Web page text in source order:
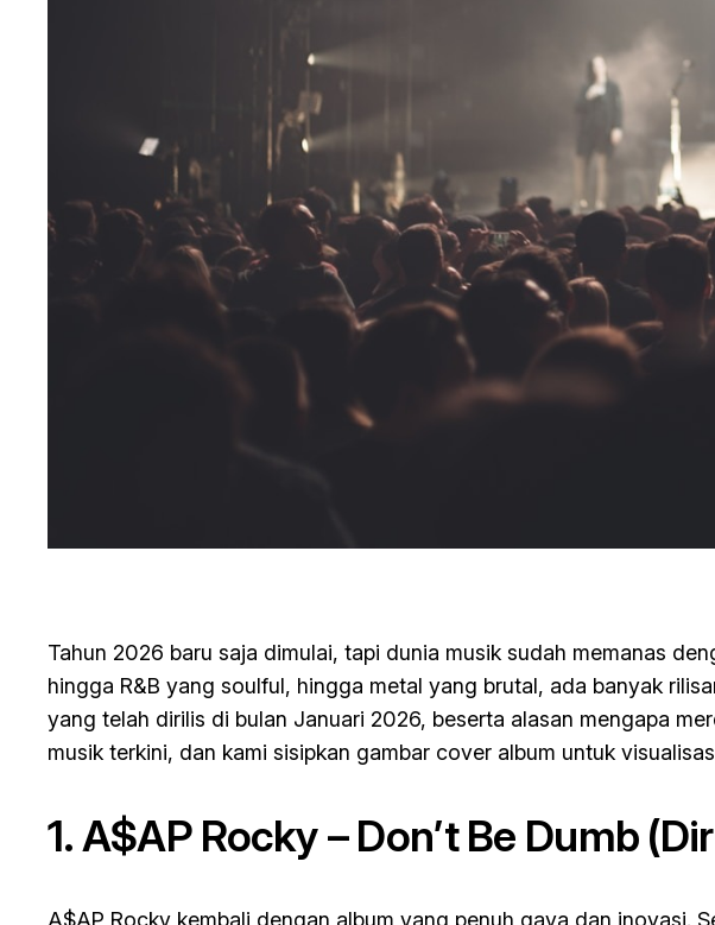
Tahun 2026 baru saja dimulai, tapi dunia musik sudah memanas
hingga R&B yang soulful, hingga metal yang brutal, ada banyak
yang telah dirilis di bulan Januari 2026, beserta alasan mengapa
musik terkini, dan kami sisipkan gambar cover album untuk
1. A$AP Rocky –Don’t Be Dumb
A$AP Rocky kembali dengan album yang penuh gaya dan inovasi.